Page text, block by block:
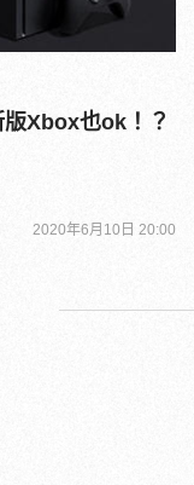
Xbox也ok！？
2020年6月10日 20:00